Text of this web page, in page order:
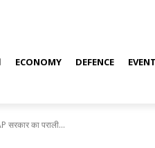
ECONOMY DEFENCE
का पराली...